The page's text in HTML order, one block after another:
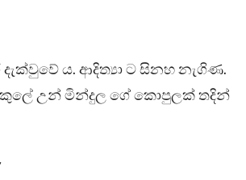
දැක්වුවේ ය. ආදිත්‍යා ට සිනහ නැගිණ.
උන් මින්දුල ගේ කොපුලක් තදින්